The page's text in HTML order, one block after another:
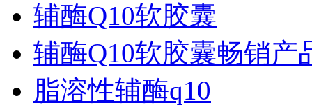
辅酶Q10软胶囊
辅酶Q10软胶囊畅销产
脂溶性辅酶q10